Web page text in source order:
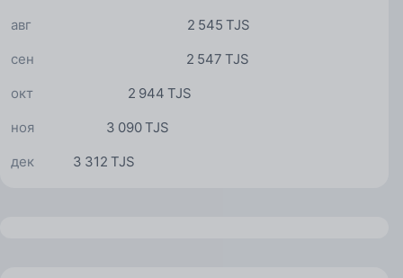
2 545 TJS
авг
2 547 TJS
сен
2 944 TJS
окт
3 090 TJS
ноя
3 312 TJS
дек